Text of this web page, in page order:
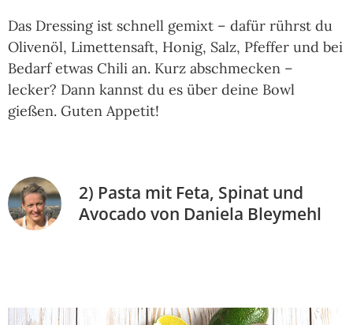
Das Dressing ist schnell gemixt – dafür rührst du
Olivenöl, Limettensaft, Honig, Salz, Pfeffer und bei
Bedarf etwas Chili an. Kurz abschmecken –
lecker? Dann kannst du es über deine Bowl
gießen. Guten Appetit!
2) Pasta mit Feta, Spinat und
Avocado von Daniela Bleymehl